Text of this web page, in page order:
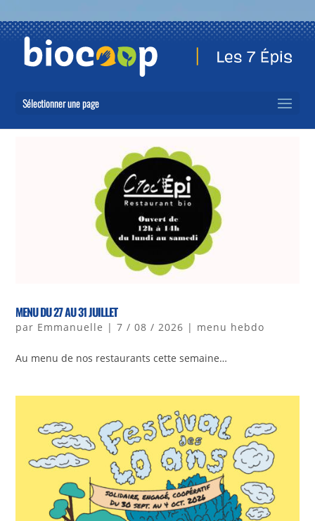
Sélectionner une page
MENU DU 27 AU 31 JUILLET
par Emmanuelle |7 / 08 / 2026 | menu hebdo
Au menu de nos restaurants cette semaine…